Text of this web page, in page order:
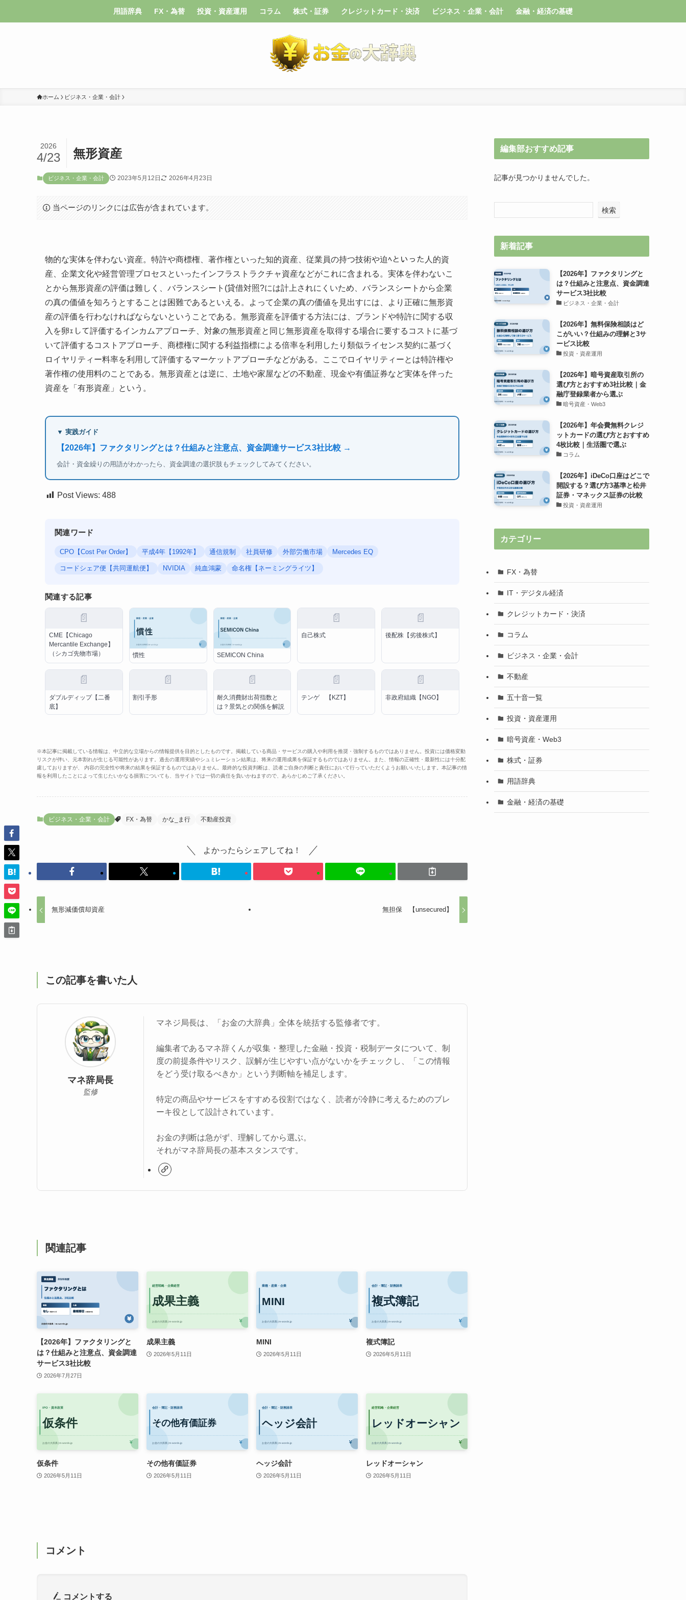
用語辞典 FX・為替 投資・資産運用 コラム 株式・証券 クレジットカード・決済 ビジネス・企業・会計 金融・経済の基礎
ホーム ビジネス・企業・会計
無形資産
2026
4/23
ビジネス・企業・会計 2023年5月12日 2026年4月23日
当ページのリンクには広告が含まれています。
物的な実体を伴わない資産。特許や商標権、著作権といった知的資産、従業員の持つ技術や迫ﾍといった人的資
産、企業文化や経営管理プロセスといったインフラストラクチャ資産などがこれに含まれる。実体を伴わないこ
とから無形資産の評価は難しく、バランスシート(貸借対照?には計上されにくいため、バランスシートから企業
の真の価値を知ろうとすることは困難であるといえる。よって企業の真の価値を見出すには、より正確に無形資
産の評価を行わなければならないということである。無形資産を評価する方法には、ブランドや特許に関する収
入を卵ｪして評価するインカムアプローチ、対象の無形資産と同じ無形資産を取得する場合に要するコストに基づ
いて評価するコストアプローチ、商標権に関する利益指標による倍率を利用したり類似ライセンス契約に基づく
ロイヤリティー料率を利用して評価するマーケットアプローチなどがある。ここでロイヤリティーとは特許権や
著作権の使用料のことである。無形資産とは逆に、土地や家屋などの不動産、現金や有価証券など実体を伴った
資産を「有形資産」という。
▼ 実践ガイド
【2026年】ファクタリングとは？仕組みと注意点、資金調達サービス3社比較 →
会計・資金繰りの用語がわかったら、資金調達の選択肢もチェックしてみてください。
Post Views: 488
関連ワード
CPO【Cost Per Order】 平成4年【1992年】 通信規制 社員研修 外部労働市場 Mercedes EQ
コードシェア便【共同運航便】 NVIDIA 純血鴻蒙 命名権【ネーミングライツ】
関連する記事
📄
CME【Chicago
Mercantile Exchange】
（シカゴ先物市場）
慣性 SEMICON China
📄
自己株式
📄
後配株【劣後株式】
📄
ダブルディップ【二番
底】
📄
割引手形
📄
耐久消費財出荷指数と
は？景気との関係を解説
📄
テンゲ 【KZT】
📄
非政府組織【NGO】
※本記事に掲載している情報は、中立的な立場からの情報提供を目的としたものです。掲載している商品・サービスの購入や利用を推奨・強制するものではありません。投資には価格変動
リスクが伴い、元本割れが生じる可能性があります。過去の運用実績やシュミレーション結果は、将来の運用成果を保証するものではありません。また、情報の正確性・最新性には十分配
慮しておりますが、 内容の完全性や将来の結果を保証するものではありません。最終的な投資判断は、読者ご自身の判断と責任において行っていただくようお願いいたします。本記事の情
報を利用したことによって生じたいかなる損害についても、当サイトでは一切の責任を負いかねますので、あらかじめご了承ください。
ビジネス・企業・会計 FX・為替 かな_ま行 不動産投資
よかったらシェアしてね！
無形減価償却資産 無担保 【unsecured】
この記事を書いた人
マネ辞局長
監修
マネジ局長は、「お金の大辞典」全体を統括する監修者です。
編集者であるマネ辞くんが収集・整理した金融・投資・税制データについて、制
度の前提条件やリスク、誤解が生じやすい点がないかをチェックし、「この情報
をどう受け取るべきか」という判断軸を補足します。
特定の商品やサービスをすすめる役割ではなく、読者が冷静に考えるためのブレ
ーキ役として設計されています。
お金の判断は急がず、理解してから選ぶ。
それがマネ辞局長の基本スタンスです。
関連記事
【2026年】ファクタリングと
は？仕組みと注意点、資金調達
サービス3社比較
2026年7月27日
成果主義
2026年5月11日
MINI
2026年5月11日
複式簿記
2026年5月11日
仮条件
2026年5月11日
その他有価証券
2026年5月11日
ヘッジ会計
2026年5月11日
レッドオーシャン
2026年5月11日
コメント
コメントする
編集部おすすめ記事
記事が見つかりませんでした。
検索
新着記事
【2026年】ファクタリングと
は？仕組みと注意点、資金調達
サービス3社比較
ビジネス・企業・会計
【2026年】無料保険相談はど
こがいい？仕組みの理解と3サ
ービス比較
投資・資産運用
【2026年】暗号資産取引所の
選び方とおすすめ3社比較｜金
融庁登録業者から選ぶ
暗号資産・Web3
【2026年】年会費無料クレジ
ットカードの選び方とおすすめ
4枚比較｜生活圏で選ぶ
コラム
【2026年】iDeCo口座はどこで
開設する？選び方3基準と松井
証券・マネックス証券の比較
投資・資産運用
カテゴリー
FX・為替
IT・デジタル経済
クレジットカード・決済
コラム
ビジネス・企業・会計
不動産
五十音一覧
投資・資産運用
暗号資産・Web3
株式・証券
用語辞典
金融・経済の基礎